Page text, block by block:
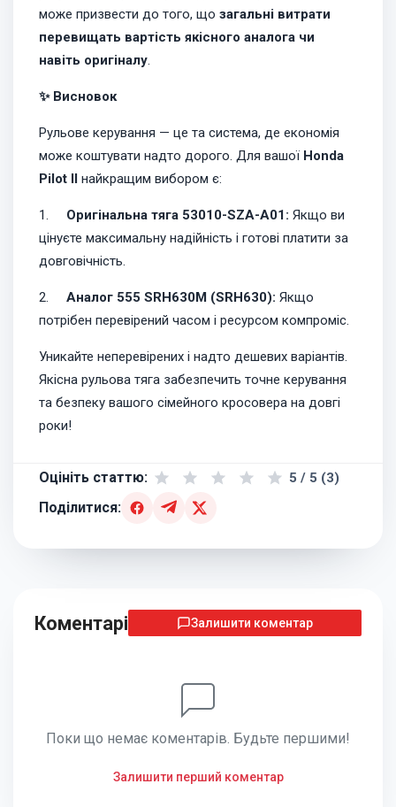
може призвести до того, що загальні витрати
перевищать вартість якісного аналога чи
навіть оригіналу.
✨ Висновок
Рульове керування — це та система, де економія
може коштувати надто дорого. Для вашої Honda
Pilot IIнайкращим вибором є:
1. Оригінальна тяга 53010-SZA-A01: Якщо ви
цінуєте максимальну надійність і готові платити за
довговічність.
2. Аналог 555 SRH630M (SRH630): Якщо
потрібен перевірений часом і ресурсом компроміс.
Уникайте неперевірених і надто дешевих варіантів.
Якісна рульова тяга забезпечить точне керування
та безпеку вашого сімейного кросовера на довгі
роки!
Оцініть статтю: 5 / 5 (3)
Поділитися:
Коментарі Залишити коментар
Поки що немає коментарів. Будьте першими!
Залишити перший коментар